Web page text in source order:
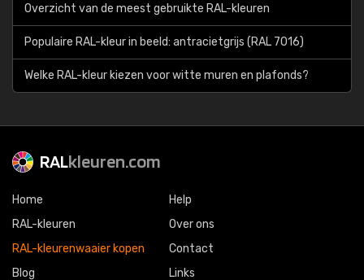
Overzicht van de meest gebruikte RAL-kleuren
Populaire RAL-kleur in beeld: antracietgrijs (RAL 7016)
Welke RAL-kleur kiezen voor witte muren en plafonds?
RALkleuren.com
Home
RAL-kleuren
RAL-kleurenwaaier kopen
Blog
Help
Over ons
Contact
Links